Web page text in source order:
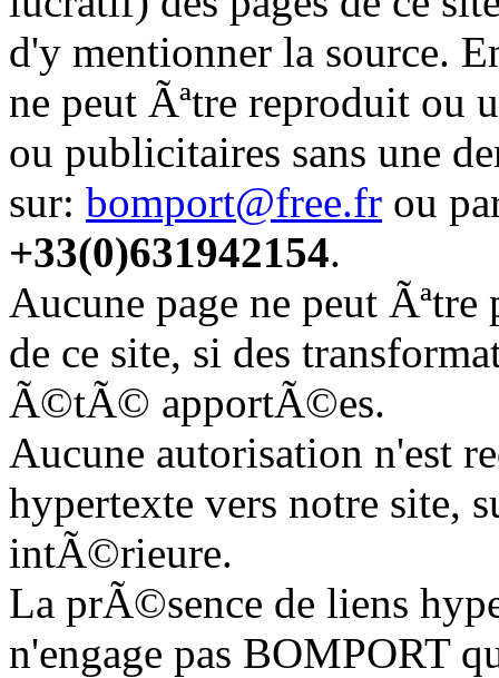
d'y mentionner la source.
ne peut Ãªtre reproduit
ou publicitaires sans une
sur: bomport@free.fr ou
+33(0)631942154.
Aucune page ne peut
de ce site, si des
Ã©tÃ© apportÃ©es.
Aucune autorisation n'est
hypertexte vers notre site,
intÃ©rieure.
La prÃ©sence de liens
n'engage pas BOMPORT